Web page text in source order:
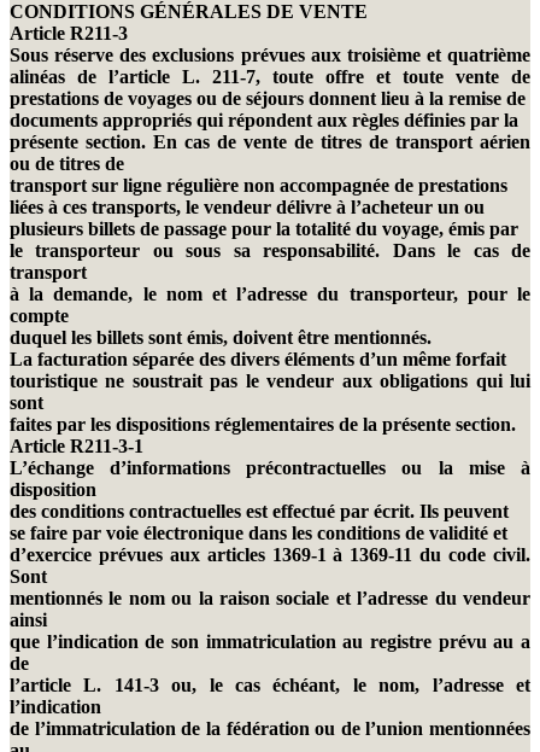
CONDITIONS GÉNÉRALES DE VENTE
Article R211-3
Sous réserve des exclusions prévues aux troisième et quatrième
alinéas de l’article L. 211-7, toute offre et toute vente de
prestations de voyages ou de séjours donnent lieu à la remise de
documents appropriés qui répondent aux règles définies par la
présente section. En cas de vente de titres de transport aérien
ou de titres de
transport sur ligne régulière non accompagnée de prestations
liées à ces transports, le vendeur délivre à l’acheteur un ou
plusieurs billets de passage pour la totalité du voyage, émis par
le transporteur ou sous sa responsabilité. Dans le cas de
transport
à la demande, le nom et l’adresse du transporteur, pour le
compte
duquel les billets sont émis, doivent être mentionnés.
La facturation séparée des divers éléments d’un même forfait
touristique ne soustrait pas le vendeur aux obligations qui lui
sont
faites par les dispositions réglementaires de la présente section.
Article R211-3-1
L’échange d’informations précontractuelles ou la mise à
disposition
des conditions contractuelles est effectué par écrit. Ils peuvent
se faire par voie électronique dans les conditions de validité et
d’exercice prévues aux articles 1369-1 à 1369-11 du code civil.
Sont
mentionnés le nom ou la raison sociale et l’adresse du vendeur
ainsi
que l’indication de son immatriculation au registre prévu au a
de
l’article L. 141-3 ou, le cas échéant, le nom, l’adresse et
l’indication
de l’immatriculation de la fédération ou de l’union mentionnées